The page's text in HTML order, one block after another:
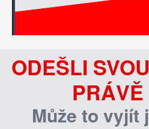
ODEŠLI
Může to vyjít